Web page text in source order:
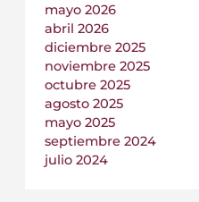
mayo 2026
abril 2026
diciembre 2025
noviembre 2025
octubre 2025
agosto 2025
mayo 2025
septiembre 2024
julio 2024